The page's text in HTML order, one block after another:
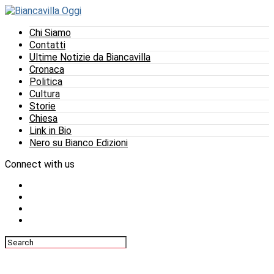
Chi Siamo
Contatti
Ultime Notizie da Biancavilla
Cronaca
Politica
Cultura
Storie
Chiesa
Link in Bio
Nero su Bianco Edizioni
Connect with us